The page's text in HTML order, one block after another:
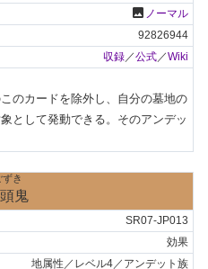
photo ノーマル
92826944
収録／公式／Wiki
のカードを除外し、自分の墓地の
として発動できる。そのアンデッ
ずき
鬼
SR07-JP013
効果
地属性／レベル4／アンデット族